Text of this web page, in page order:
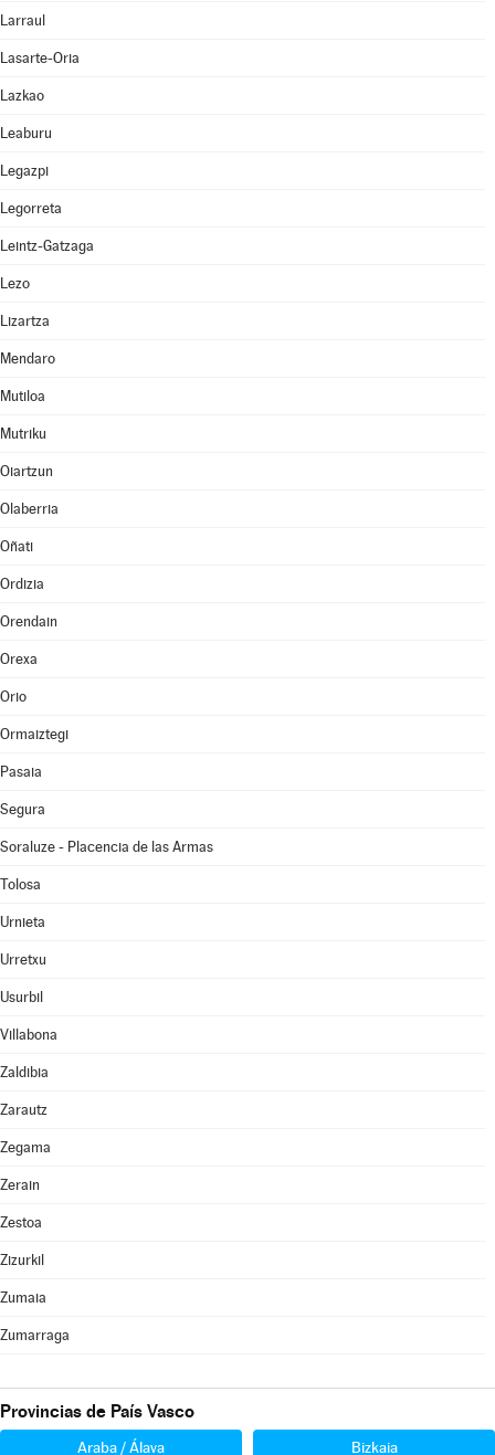
Larraul
Lasarte-Oria
Lazkao
Leaburu
Legazpi
Legorreta
Leintz-Gatzaga
Lezo
Lizartza
Mendaro
Mutiloa
Mutriku
Oiartzun
Olaberria
Oñati
Ordizia
Orendain
Orexa
Orio
Ormaiztegi
Pasaia
Segura
Soraluze - Placencia de las Armas
Tolosa
Urnieta
Urretxu
Usurbil
Villabona
Zaldibia
Zarautz
Zegama
Zerain
Zestoa
Zizurkil
Zumaia
Zumarraga
Provincias de País Vasco
Araba / Álava Bizkaia